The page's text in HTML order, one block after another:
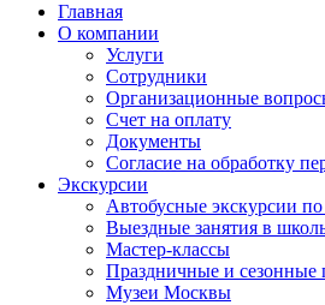
Главная
О компании
Услуги
Сотрудники
Организационные
Счет на оплату
Документы
Согласие на обработку
Экскурсии
Автобусные экскурсии
Выездные занятия в
Мастер-классы
Праздничные и сезонные
Музеи Москвы